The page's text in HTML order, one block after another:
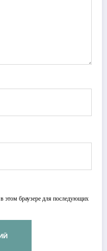
этом браузере для последующих